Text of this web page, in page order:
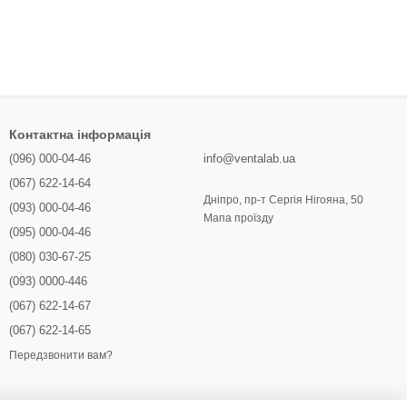
Контактна інформація
(096) 000-04-46
(067) 622-14-64
(093) 000-04-46
(095) 000-04-46
(080) 030-67-25
(093) 0000-446
(067) 622-14-67
(067) 622-14-65
Передзвонити вам?
info@ventalab.ua
Дніпро, пр-т Сергія Нігояна, 50
Мапа проїзду